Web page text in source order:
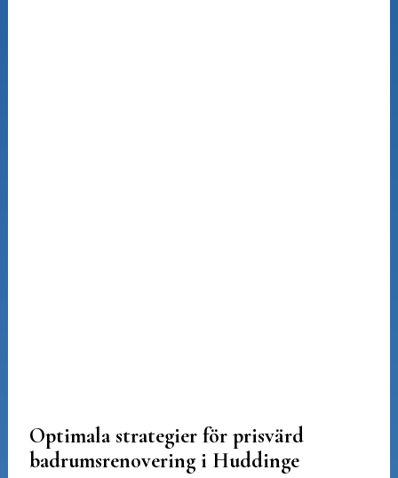
Optimala strategier för prisvärd
badrumsrenovering i Huddinge